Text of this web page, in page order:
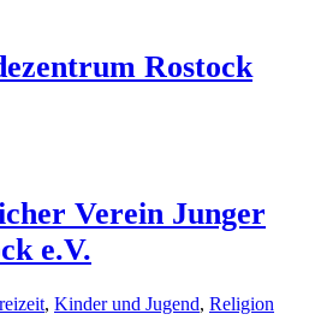
Rostock
Verein Junger
e.V.
, Kinder und Jugend, Religion